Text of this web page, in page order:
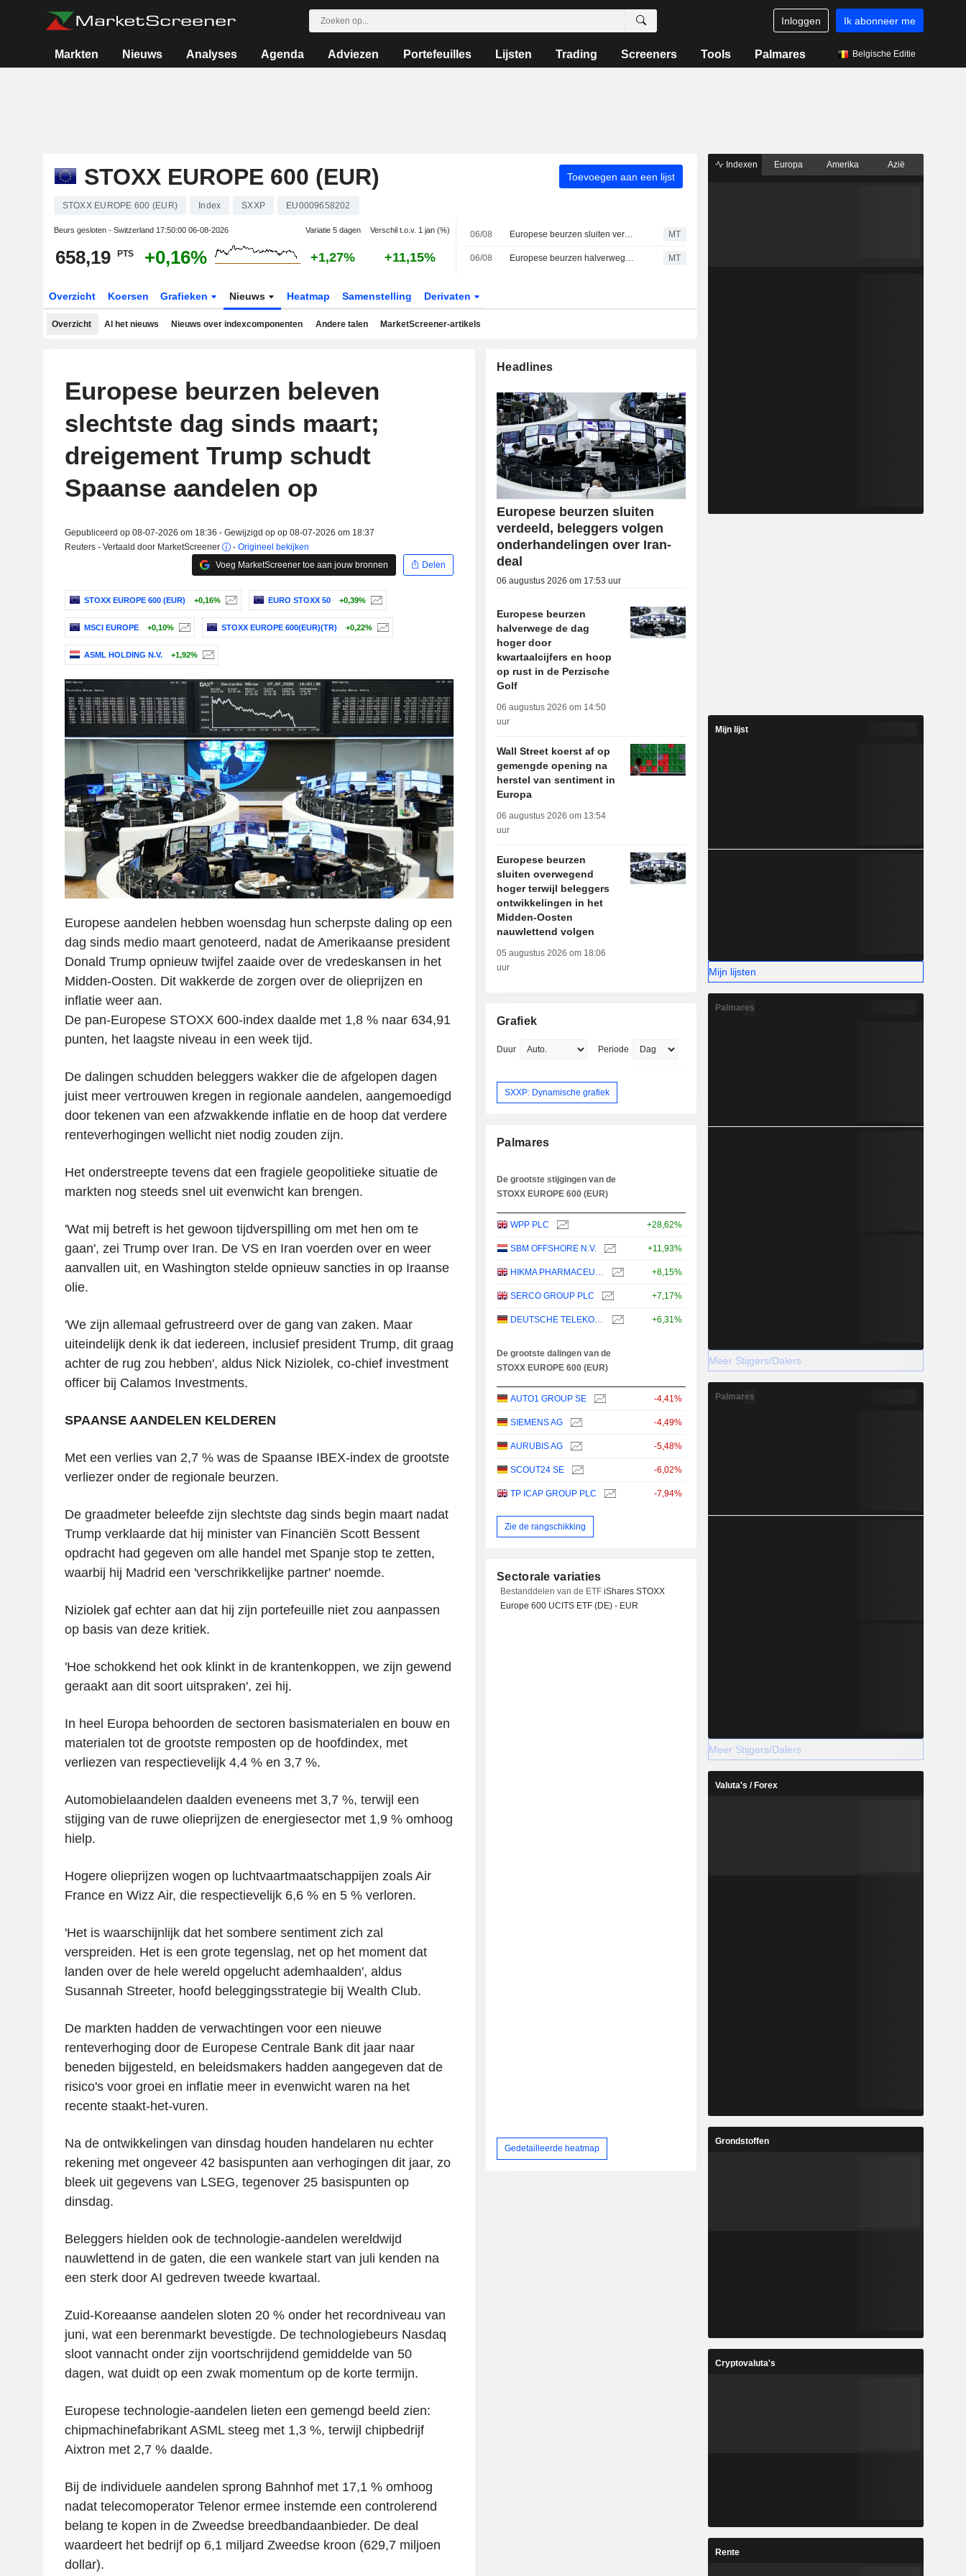
Inloggen Ik abonneer me
Markten Nieuws Analyses Agenda Adviezen Portefeuilles Lijsten Trading Screeners Tools Palmares Belgische Editie
STOXX EUROPE 600 (EUR) Toevoegen aan een lijst
STOXX EUROPE 600 (EUR) Index SXXP EU0009658202
Beurs gesloten - Switzerland 17:50:00 06-08-2026 Variatie 5 dagen Verschil t.o.v. 1 jan (%)
658,19 PTS +0,16% +1,27% +11,15%
06/08 Europese beurzen sluiten verdeeld, beleggers volgen onderhandelingen over Iran-deal MT
06/08 Europese beurzen halverwege de dag hoger door kwartaalcijfers en hoop op rust in de Perzische Golf MT
Overzicht Koersen Grafieken Nieuws Heatmap Samenstelling Derivaten
Overzicht Al het nieuws Nieuws over indexcomponenten Andere talen MarketScreener-artikels
Europese beurzen beleven
slechtste dag sinds maart;
dreigement Trump schudt
Spaanse aandelen op
Gepubliceerd op 08-07-2026 om 18:36 - Gewijzigd op op 08-07-2026 om 18:37
Reuters - Vertaald door MarketScreener
- Origineel bekijken
Voeg MarketScreener toe aan jouw bronnen
Delen
STOXX EUROPE 600 (EUR) +0,16% EURO STOXX 50 +0,39%
MSCI EUROPE +0,10% STOXX EUROPE 600(EUR)(TR) +0,22%
ASML HOLDING N.V. +1,92%
Europese aandelen hebben woensdag hun scherpste daling op een
dag sinds medio maart genoteerd, nadat de Amerikaanse president
Donald Trump opnieuw twijfel zaaide over de vredeskansen in het
Midden-Oosten. Dit wakkerde de zorgen over de olieprijzen en
inflatie weer aan.
De pan-Europese STOXX 600-index daalde met 1,8 % naar 634,91
punten, het laagste niveau in een week tijd.
De dalingen schudden beleggers wakker die de afgelopen dagen
juist meer vertrouwen kregen in regionale aandelen, aangemoedigd
door tekenen van een afzwakkende inflatie en de hoop dat verdere
renteverhogingen wellicht niet nodig zouden zijn.
Het onderstreepte tevens dat een fragiele geopolitieke situatie de
markten nog steeds snel uit evenwicht kan brengen.
'Wat mij betreft is het gewoon tijdverspilling om met hen om te
gaan', zei Trump over Iran. De VS en Iran voerden over en weer
aanvallen uit, en Washington stelde opnieuw sancties in op Iraanse
olie.
'We zijn allemaal gefrustreerd over de gang van zaken. Maar
uiteindelijk denk ik dat iedereen, inclusief president Trump, dit graag
achter de rug zou hebben', aldus Nick Niziolek, co-chief investment
officer bij Calamos Investments.
SPAANSE AANDELEN KELDEREN
Met een verlies van 2,7 % was de Spaanse IBEX-index de grootste
verliezer onder de regionale beurzen.
De graadmeter beleefde zijn slechtste dag sinds begin maart nadat
Trump verklaarde dat hij minister van Financiën Scott Bessent
opdracht had gegeven om alle handel met Spanje stop te zetten,
waarbij hij Madrid een 'verschrikkelijke partner' noemde.
Niziolek gaf echter aan dat hij zijn portefeuille niet zou aanpassen
op basis van deze kritiek.
'Hoe schokkend het ook klinkt in de krantenkoppen, we zijn gewend
geraakt aan dit soort uitspraken', zei hij.
In heel Europa behoorden de sectoren basismaterialen en bouw en
materialen tot de grootste remposten op de hoofdindex, met
verliezen van respectievelijk 4,4 % en 3,7 %.
Automobielaandelen daalden eveneens met 3,7 %, terwijl een
stijging van de ruwe olieprijzen de energiesector met 1,9 % omhoog
hielp.
Hogere olieprijzen wogen op luchtvaartmaatschappijen zoals Air
France en Wizz Air, die respectievelijk 6,6 % en 5 % verloren.
'Het is waarschijnlijk dat het sombere sentiment zich zal
verspreiden. Het is een grote tegenslag, net op het moment dat
landen over de hele wereld opgelucht ademhaalden', aldus
Susannah Streeter, hoofd beleggingsstrategie bij Wealth Club.
De markten hadden de verwachtingen voor een nieuwe
renteverhoging door de Europese Centrale Bank dit jaar naar
beneden bijgesteld, en beleidsmakers hadden aangegeven dat de
risico's voor groei en inflatie meer in evenwicht waren na het
recente staakt-het-vuren.
Na de ontwikkelingen van dinsdag houden handelaren nu echter
rekening met ongeveer 42 basispunten aan verhogingen dit jaar, zo
bleek uit gegevens van LSEG, tegenover 25 basispunten op
dinsdag.
Beleggers hielden ook de technologie-aandelen wereldwijd
nauwlettend in de gaten, die een wankele start van juli kenden na
een sterk door AI gedreven tweede kwartaal.
Zuid-Koreaanse aandelen sloten 20 % onder het recordniveau van
juni, wat een berenmarkt bevestigde. De technologiebeurs Nasdaq
sloot vannacht onder zijn voortschrijdend gemiddelde van 50
dagen, wat duidt op een zwak momentum op de korte termijn.
Europese technologie-aandelen lieten een gemengd beeld zien:
chipmachinefabrikant ASML steeg met 1,3 %, terwijl chipbedrijf
Aixtron met 2,7 % daalde.
Bij de individuele aandelen sprong Bahnhof met 17,1 % omhoog
nadat telecomoperator Telenor ermee instemde een controlerend
belang te kopen in de Zweedse breedbandaanbieder. De deal
waardeert het bedrijf op 6,1 miljard Zweedse kroon (629,7 miljoen
dollar).
Headlines
Europese beurzen sluiten
verdeeld, beleggers volgen
onderhandelingen over Iran-
deal
06 augustus 2026 om 17:53 uur
Europese beurzen
halverwege de dag
hoger door
kwartaalcijfers en hoop
op rust in de Perzische
Golf
06 augustus 2026 om 14:50
uur
Wall Street koerst af op
gemengde opening na
herstel van sentiment in
Europa
06 augustus 2026 om 13:54
uur
Europese beurzen
sluiten overwegend
hoger terwijl beleggers
ontwikkelingen in het
Midden-Oosten
nauwlettend volgen
05 augustus 2026 om 18:06
uur
Grafiek
Duur Periode
SXXP: Dynamische grafiek
Palmares
De grootste stijgingen van de
STOXX EUROPE 600 (EUR)
WPP PLC +28,62%
SBM OFFSHORE N.V. +11,93%
HIKMA PHARMACEUTICALS PLC +8,15%
SERCO GROUP PLC +7,17%
DEUTSCHE TELEKOM AG +6,31%
De grootste dalingen van de
STOXX EUROPE 600 (EUR)
AUTO1 GROUP SE -4,41%
SIEMENS AG -4,49%
AURUBIS AG -5,48%
SCOUT24 SE -6,02%
TP ICAP GROUP PLC -7,94%
Zie de rangschikking
Sectorale variaties
Bestanddelen van de ETFiShares STOXX
Europe 600 UCITS ETF (DE) - EUR
Gedetailleerde heatmap
Indexen Europa Amerika Azië
Mijn lijst
Mijn lijsten
Palmares
Meer Stijgers/Dalers
Palmares
Meer Stijgers/Dalers
Valuta's / Forex
Grondstoffen
Cryptovaluta's
Rente